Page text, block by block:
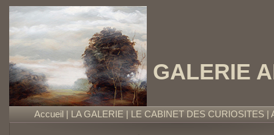
GALERIE
Accueil | LA GALERIE | LE CABINET DES CURIOSITES |